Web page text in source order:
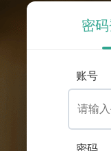
密
账号
密码